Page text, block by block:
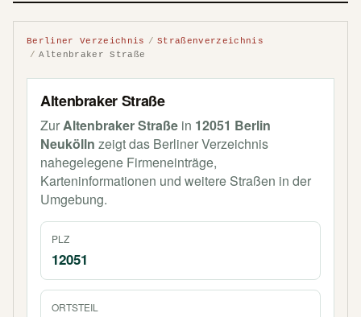
Berliner Verzeichnis
Straßenverzeichnis
Altenbraker Straße
Altenbraker Straße
ZurAltenbraker Straße in 12051 Berlin
Neukölln zeigt das Berliner Verzeichnis
nahegelegene Firmeneinträge,
Karteninformationen und weitere Straßen in der
Umgebung.
PLZ
12051
ORTSTEIL